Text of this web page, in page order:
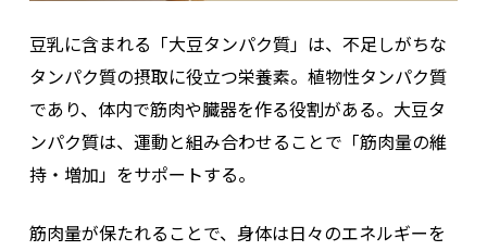
豆乳に含まれる「大豆タンパク質」は、不足しがちな
タンパク質の摂取に役立つ栄養素。植物性タンパク質
であり、体内で筋肉や臓器を作る役割がある。大豆タ
ンパク質は、運動と組み合わせることで「筋肉量の維
持・増加」をサポートする。
筋肉量が保たれることで、身体は日々のエネルギーを